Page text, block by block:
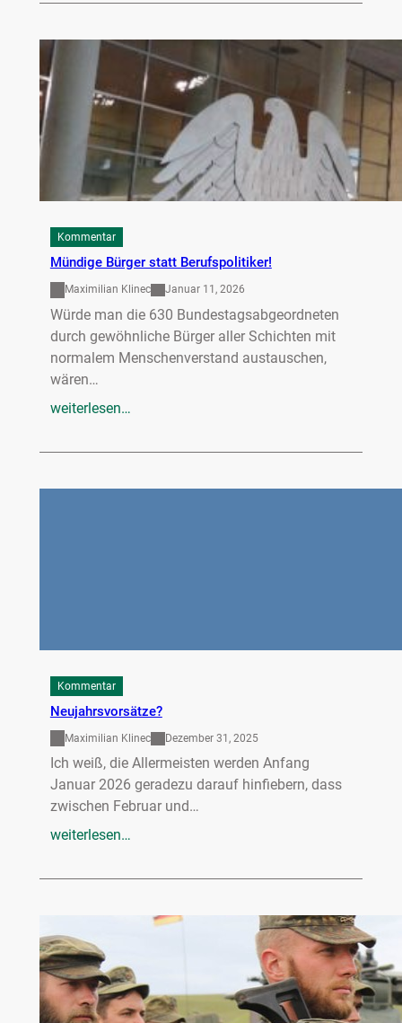
Kommentar
Mündige Bürger statt Berufspolitiker!
Maximilian Klinec Januar 11, 2026
Würde man die 630 Bundestagsabgeordneten
durch gewöhnliche Bürger aller Schichten mit
normalem Menschenverstand austauschen,
wären…
weiterlesen…
Kommentar
Neujahrsvorsätze?
Maximilian Klinec Dezember 31, 2025
Ich weiß, die Allermeisten werden Anfang
Januar 2026 geradezu darauf hinfiebern, dass
zwischen Februar und…
weiterlesen…